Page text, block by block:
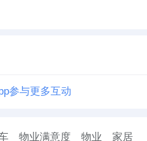
参与更多互动
物业满意度 物业 家居